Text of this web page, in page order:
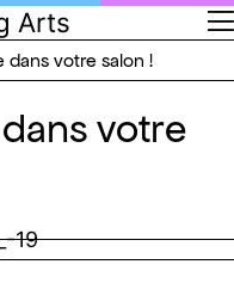
Arts
dans votre salon !
votre